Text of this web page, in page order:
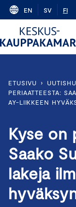
Skip
content
EN SV FI
ETUSIVU ›
PERIAATTEESTA:
AY-LIIKKEEN
Kyse on
Saako
lakeja